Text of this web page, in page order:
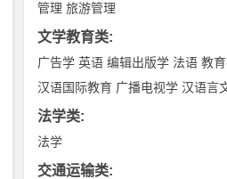
管理 旅游管理
文学教育类:
广告学 英语 编辑出版学 法语 教
汉语国际教育 广播电视学 汉语言
法学类:
法学
交通运输类: